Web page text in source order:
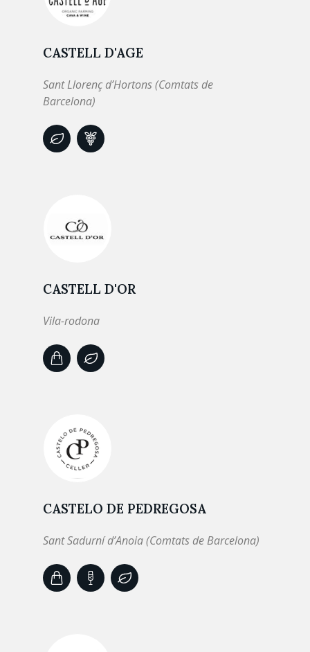
CASTELL D'AGE
Sant Llorenç d’Hortons (Comtats de
Barcelona)
CASTELL D'OR
Vila-rodona
CASTELO DE PEDREGOSA
Sant Sadurní d’Anoia (Comtats de Barcelona)